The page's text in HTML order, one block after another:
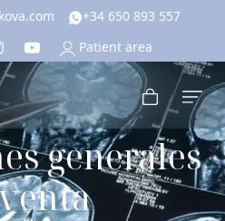
+34 650 893 557
Patient area
generales